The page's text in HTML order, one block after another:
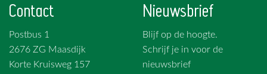
Contact
Postbus 1
2676 ZG Maasdijk
Korte Kruisweg 157
Nieuwsbrief
Blijf op de hoogte.
Schrijf je in voor de
nieuwsbrief